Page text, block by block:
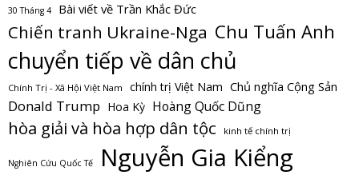
30 Tháng 4 Bài viết về Trần Khắc Đức
Chiến tranh Ukraine-Nga Chu Tuấn Anh
chuyển tiếp về dân chủ
Chính Trị - Xã Hội Việt Nam chính trị Việt Nam Chủ nghĩa Cộng Sản
Donald Trump Hoa Kỳ Hoàng Quốc Dũng
hòa giải và hòa hợp dân tộc kinh tế chính trị
Nghiên Cứu Quốc Tế Nguyễn Gia Kiểng